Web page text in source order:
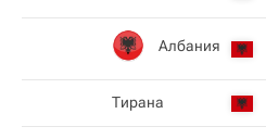
Албания
Тирана